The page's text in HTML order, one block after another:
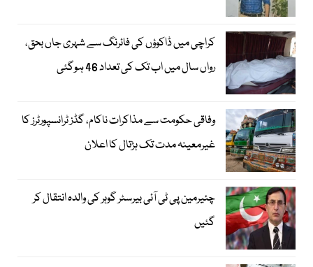
کراچی میں ڈاکوؤں کی فائرنگ سے شہری جاں بحق،
رواں سال میں اب تک کی تعداد 46 ہوگئی
وفاقی حکومت سے مذاکرات ناکام، گڈز ٹرانسپورٹرز کا
غیرمعینہ مدت تک ہڑتال کا اعلان
چئیرمین پی ٹی آئی بیرسٹر گوہر کی والدہ انتقال کر
گئیں